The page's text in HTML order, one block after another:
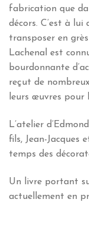
fabrication que
décors. C’est à
transposer en
Lachenal est
bourdonnante
reçut de
leurs œuvres pour
L’atelier
fils, Jean-Jacques
temps des
Un livre portant
actuellement en